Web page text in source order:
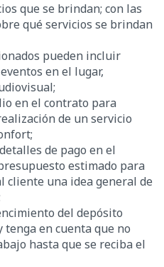
que se brindan; con las
qué servicios se brindan
pueden incluir
en el lugar,
en el contrato para
de un servicio
de pago en el
estimado para
cliente una idea general de
del depósito
en cuenta que no
hasta que se reciba el